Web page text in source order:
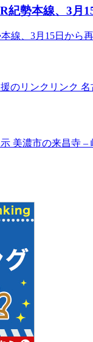
紀勢本線、3月
線、3月15日から
のリンクリンク
美濃市の来昌寺 –